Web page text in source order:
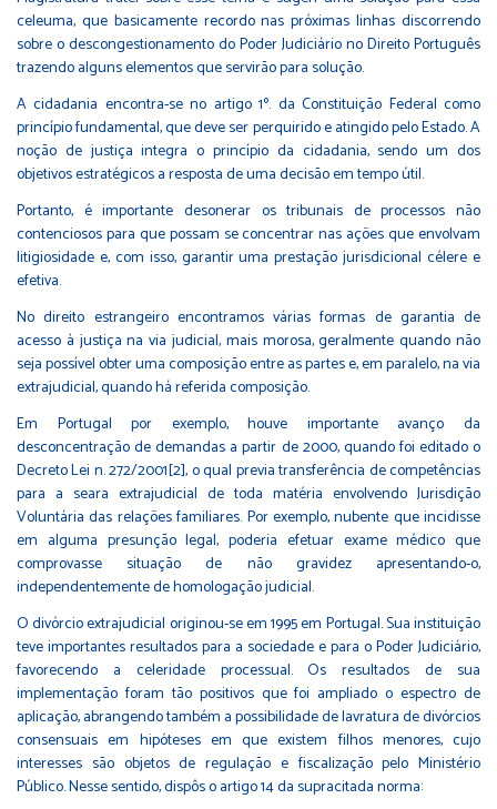
celeuma, que basicamente recordo nas próximas linhas discorrendo
sobre o descongestionamento do Poder Judiciário no Direito Português
trazendo alguns elementos que servirão para solução.
A cidadania encontra-se no artigo 1º. da Constituição Federal como
princípio fundamental, que deve ser perquirido e atingido pelo Estado. A
noção de justiça integra o princípio da cidadania, sendo um dos
objetivos estratégicos a resposta de uma decisão em tempo útil.
Portanto, é importante desonerar os tribunais de processos não
contenciosos para que possam se concentrar nas ações que envolvam
litigiosidade e, com isso, garantir uma prestação jurisdicional célere e
efetiva.
No direito estrangeiro encontramos várias formas de garantia de
acesso à justiça na via judicial, mais morosa, geralmente quando não
seja possível obter uma composição entre as partes e, em paralelo, na via
extrajudicial, quando há referida composição.
Em Portugal por exemplo, houve importante avanço da
desconcentração de demandas a partir de 2000, quando foi editado o
Decreto Lei n. 272/2001[2], o qual previa transferência de competências
para a seara extrajudicial de toda matéria envolvendo Jurisdição
Voluntária das relações familiares. Por exemplo, nubente que incidisse
em alguma presunção legal, poderia efetuar exame médico que
comprovasse situação de não gravidez apresentando-o,
independentemente de homologação judicial.
O divórcio extrajudicial originou-se em 1995 em Portugal. Sua instituição
teve importantes resultados para a sociedade e para o Poder Judiciário,
favorecendo a celeridade processual. Os resultados de sua
implementação foram tão positivos que foi ampliado o espectro de
aplicação, abrangendo também a possibilidade de lavratura de divórcios
consensuais em hipóteses em que existem filhos menores, cujo
interesses são objetos de regulação e fiscalização pelo Ministério
Público. Nesse sentido, dispôs o artigo 14 da supracitada norma: